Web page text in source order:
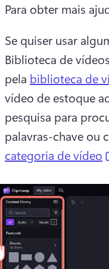
Para obter mais
Se quiser usar
Biblioteca de
pela biblioteca de
vídeo de estoque
pesquisa para
palavras-chave ou
categoria de vídeo